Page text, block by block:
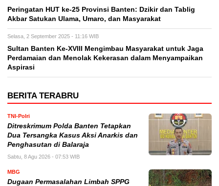
Peringatan HUT ke-25 Provinsi Banten: Dzikir dan Tablig
Akbar Satukan Ulama, Umaro, dan Masyarakat
Selasa, 2 September 2025 - 11:16 WIB
Sultan Banten Ke-XVIII Mengimbau Masyarakat untuk Jaga
Perdamaian dan Menolak Kekerasan dalam Menyampaikan
Aspirasi
BERITA TERABRU
TNI-Polri
Ditreskrimum Polda Banten Tetapkan
Dua Tersangka Kasus Aksi Anarkis dan
Penghasutan di Balaraja
Sabtu, 8 Agu 2026 - 07:53 WIB
MBG
Dugaan Permasalahan Limbah SPPG